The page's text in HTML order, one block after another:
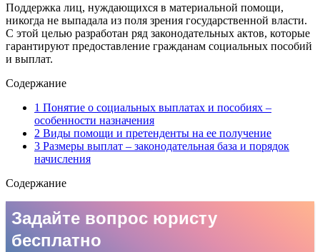
Поддержка лиц, нуждающихся в материальной помощи,
никогда не выпадала из поля зрения государственной власти.
С этой целью разработан ряд законодательных актов, которые
гарантируют предоставление гражданам социальных пособий
и выплат.
Содержание
1 Понятие о социальных выплатах и пособиях –
особенности назначения
2 Виды помощи и претенденты на ее получение
3 Размеры выплат – законодательная база и порядок
начисления
Содержание